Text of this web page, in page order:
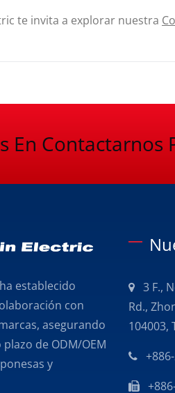
te invita a explorar nuestra
En Contactarnos
establecido
con
asegurando
de ODM/OEM
y
3 F.,
Rd.,
104003,